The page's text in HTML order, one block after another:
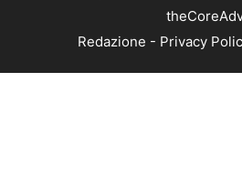
Redazione - Privacy